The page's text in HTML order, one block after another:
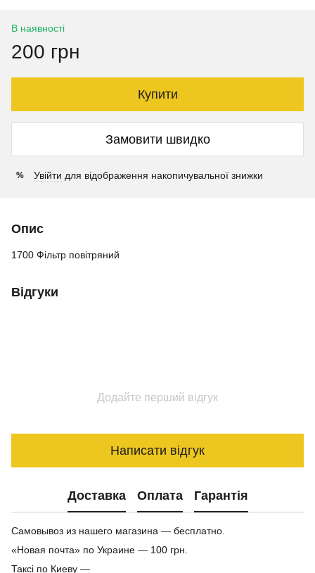
В наявності
200 грн
Купити
Замовити швидко
% Увійти для відображення накопичувальної знижки
Опис
1700 Фільтр повітряний
Відгуки
Додайте перший відгук
Написати відгук
Доставка Оплата Гарантія
Самовывоз из нашего магазина — бесплатно.
«Новая почта» по Украине — 100 грн.
Таксі по Киеву —